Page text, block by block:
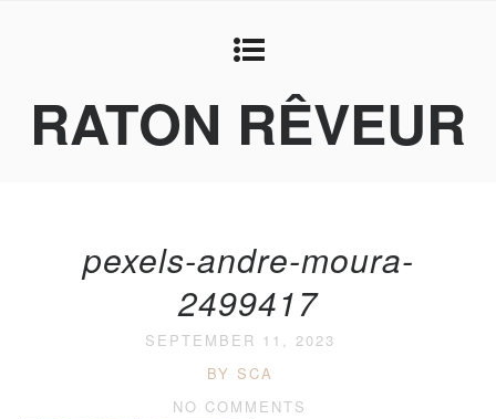
RATON RÊVEUR
pexels-andre-moura-
2499417
SEPTEMBER 11, 2023
BY SCA
NO COMMENTS